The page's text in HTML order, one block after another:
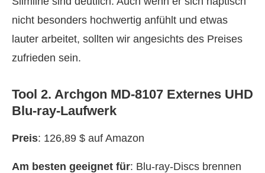
nicht besonders hochwertig anfühlt und etwas
lauter arbeitet, sollten wir angesichts des Preises
zufrieden sein.
Tool 2. Archgon MD-8107 Externes UHD
Blu-ray-Laufwerk
Preis: 126,89 $ auf Amazon
Am besten geeignet für: Blu-ray-Discs brennen